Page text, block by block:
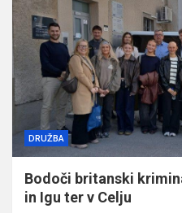
DRUŽBA
Bodoči britanski
in Igu ter v Celju